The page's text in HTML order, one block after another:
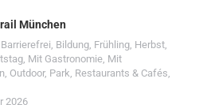
München
Barrierefrei, Bildung, Frühling, Herbst,
, Mit Gastronomie, Mit
, Outdoor, Park, Restaurants & Cafés,
2026